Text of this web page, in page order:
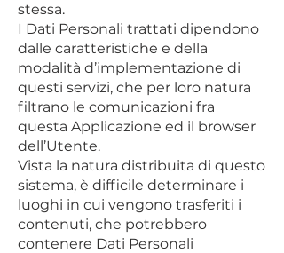
stessa.
I Dati Personali trattati dipendono
dalle caratteristiche e della
modalità d’implementazione di
questi servizi, che per loro natura
filtrano le comunicazioni fra
questa Applicazione ed il browser
dell’Utente.
Vista la natura distribuita di questo
sistema, è difficile determinare i
luoghi in cui vengono trasferiti i
contenuti, che potrebbero
contenere Dati Personali